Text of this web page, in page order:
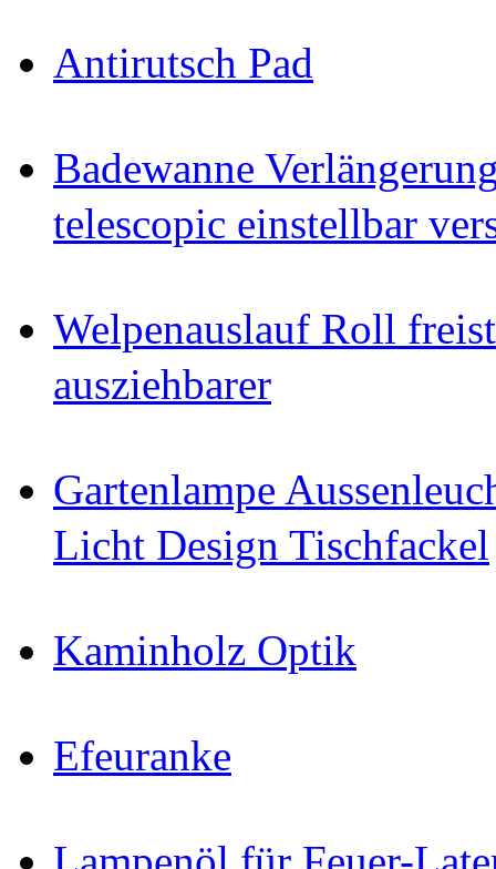
Antirutsch Pad
Badewanne
telescopic einstellbar
Welpenauslauf Roll
ausziehbarer
Gartenlampe
Licht Design Tischfackel
Kaminholz Optik
Efeuranke